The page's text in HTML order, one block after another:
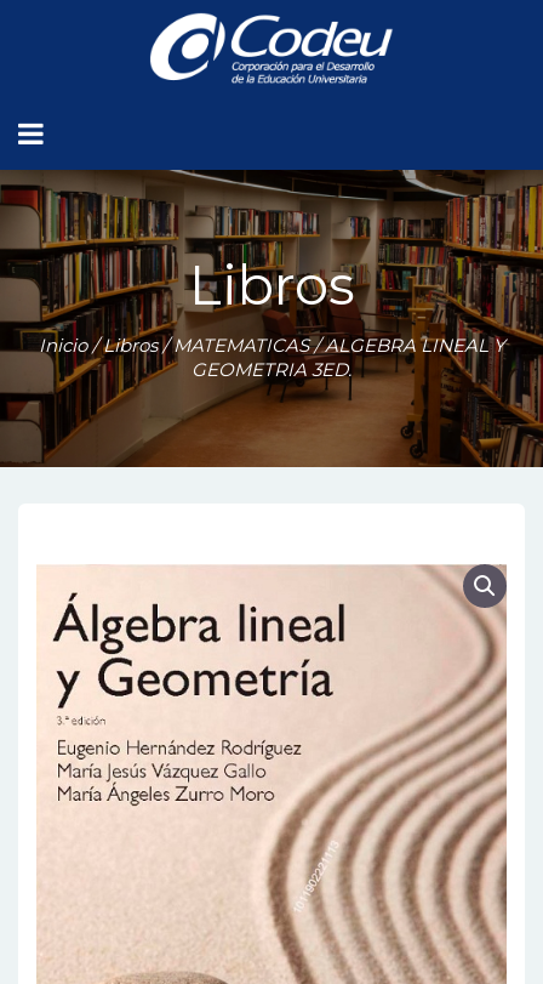
Libros
Inicio/Libros/MATEMATICAS/ ALGEBRA LINEAL Y
GEOMETRIA 3ED.